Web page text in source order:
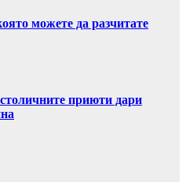
можете да разчитате
приюти дари